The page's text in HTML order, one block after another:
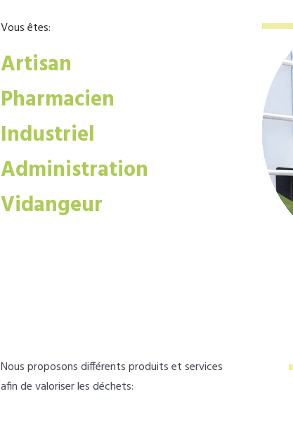
Vous êtes:
Artisan
Pharmacien
Industriel
Administration
Vidangeur
Nous proposons différents produits et services
afin de valoriser les déchets: